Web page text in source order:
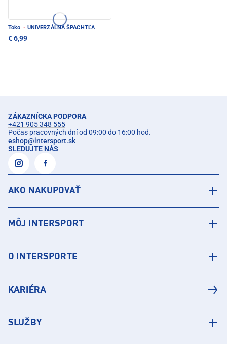
Toko · UNIVERZÁLNA ŠPACHTĽA
€ 6,99
ZÁKAZNÍCKA PODPORA
+421 905 348 555
Počas pracovných dní od 09:00 do 16:00 hod.
eshop@intersport.sk
SLEDUJTE NÁS
AKO NAKUPOVAŤ
MÔJ INTERSPORT
O INTERSPORTE
KARIÉRA
SLUŽBY